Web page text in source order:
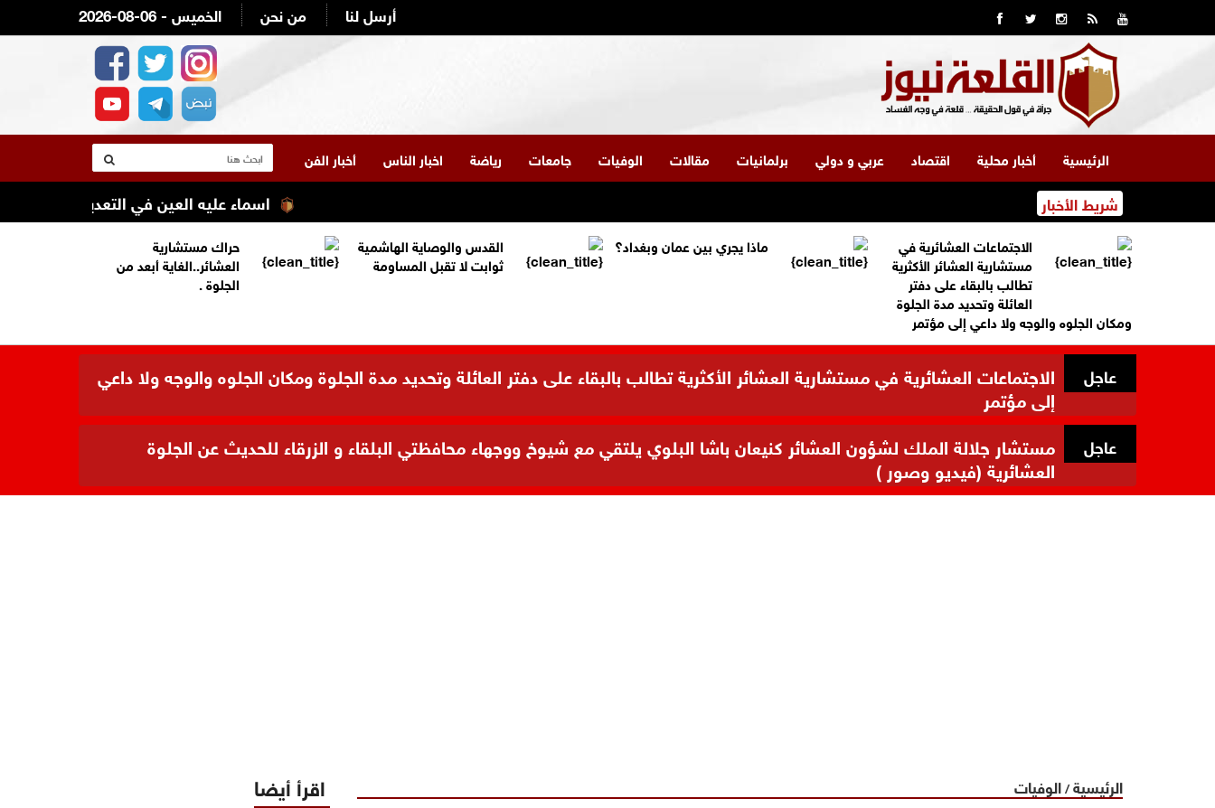
2026-08-06 - الخميس من نحن أرسل لنا
الرئيسية أخبار محلية اقتصاد عربي و دولي برلمانيات مقالات الوفيات جامعات رياضة اخبار الناس أخبار الفن
شريط الأخبار اسماء عليه العين في التعديل الوزاري
الاجتماعات العشائرية في
مستشارية العشائر الأكثرية
تطالب بالبقاء على دفتر
العائلة وتحديد مدة الجلوة
ومكان الجلوه والوجه ولا داعي إلى مؤتمر
ماذا يجري بين عمان وبغداد؟
القدس والوصاية الهاشمية
ثوابت لا تقبل المساومة
حراك مستشارية
العشائر..الغاية أبعد من
الجلوة .
عاجل الاجتماعات العشائرية في مستشارية العشائر الأكثرية تطالب بالبقاء على دفتر العائلة وتحديد مدة الجلوة ومكان الجلوه والوجه ولا داعي
إلى مؤتمر
عاجل مستشار جلالة الملك لشؤون العشائر كنيعان باشا البلوي يلتقي مع شيوخ ووجهاء محافظتي البلقاء و الزرقاء للحديث عن الجلوة
العشائرية (فيديو وصور )
الرئيسية/الوفيات اقرأ أيضا